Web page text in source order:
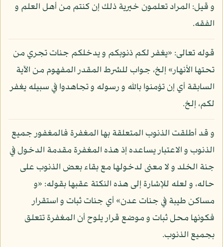
و قيل: المراد تعلمون خيرية ذلك إن كنتم من أهل العلم و
الفقه.
قوله تعالى: «يغفر لكم ذنوبكم و يدخلكم جنات تجري من
تحتها الأنهار» إلخ، جواب للشرط المقدر المفهوم من الآية
السابقة أي إن تؤمنوا بالله و رسوله و تجاهدوا في سبيله يغفر
لكم، إلخ.
و قد أطلقت الذنوب المتعلقة بها المغفرة فالمغفور جميع
الذنوب و الاعتبار يساعده إذ هذه المغفرة مقدمة الدخول في
جنة الخلد و لا معنى لدخولها مع بقاء بعض الذنوب على
حاله، و لعله للإشارة إلى هذه النكتة عقبها بقوله: «و
مساكن طيبة في جنات عدن» أي جنات ثبات و استقرار
فكونها محل ثبات و موضع قرار يلوح أن المغفرة تتعلق
بجميع الذنوب.